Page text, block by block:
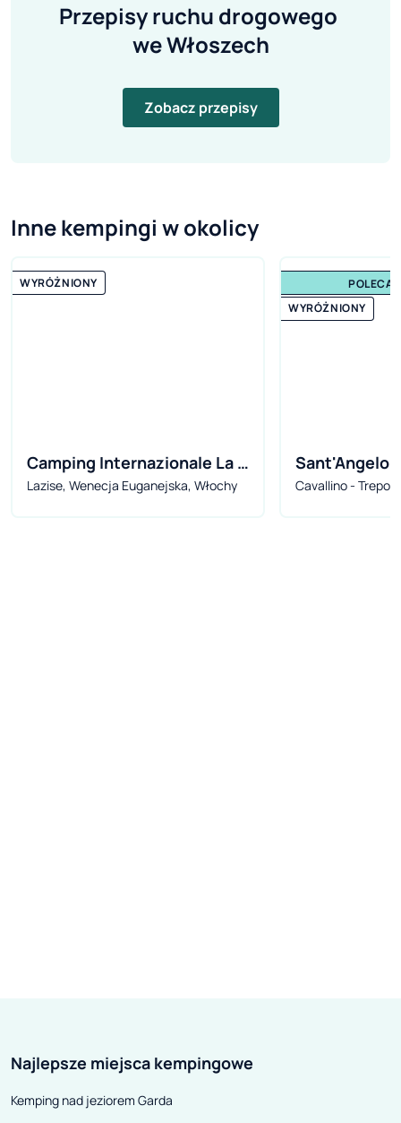
Przepisy ruchu drogowego
we Włoszech
Zobacz przepisy
Inne kempingi w okolicy
WYRÓŻNIONY
Camping Internazionale La
Quercia
Lazise, Wenecja Euganejska, Włochy
POLECA
WYRÓŻNIONY
Sant'Angelo
Cavallino -
Najlepsze miejsca kempingowe
Kemping nad jeziorem Garda